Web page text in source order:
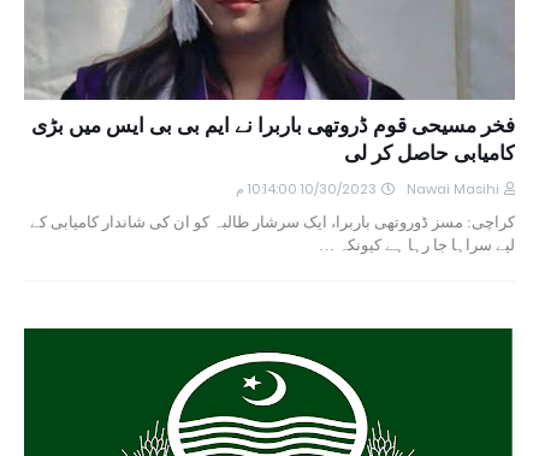
فخر مسیحی قوم ڈروتھی باربرا نے ایم بی بی ایس میں بڑی
کامیابی حاصل کر لی
Nawai Masihi 10/30/2023 10:14:00 م
کراچی: مسز ڈوروتھی باربرا، ایک سرشار طالبہ کو ان کی شاندار کامیابی کے
لیے سراہا جا رہا ہے کیونکہ …